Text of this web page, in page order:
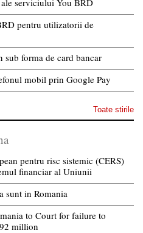
pentru utilizatorii de
forma de card bancar
mobil prin Google Pay
Toate stirile
pentru risc sistemic (CERS)
financiar al Uniunii
sunt in Romania
to Court for failure to
million